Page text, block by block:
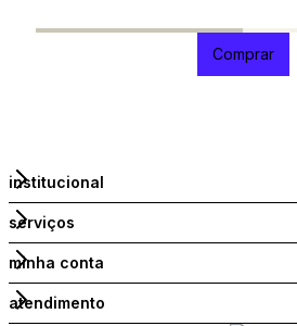
Comprar
institucional
serviços
minha conta
atendimento